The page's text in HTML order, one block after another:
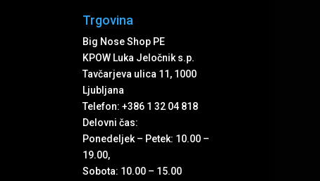
Trgovina
Big Nose Shop PE
KPOW Luka Jeločnik s.p.
Tavčarjeva ulica 11, 1000
Ljubljana
Telefon: +386 1 32 04 818
Delovni čas:
Ponedeljek – Petek: 10.00 –
19.00,
Sobota: 10.00 – 15.00